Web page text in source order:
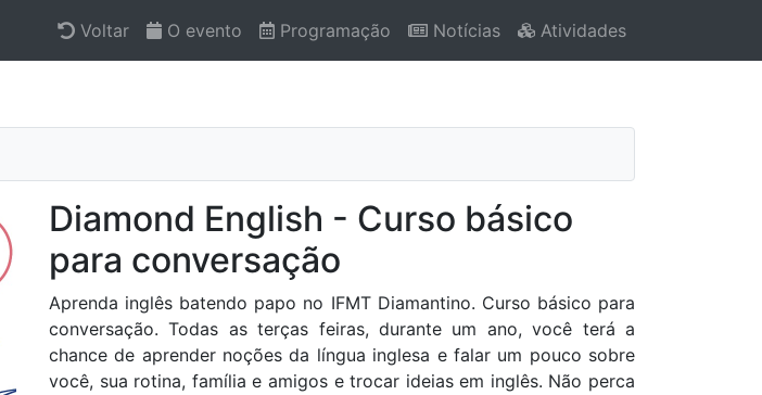
Voltar O evento Programação Notícias Atividades
Diamond English - Curso básico
para conversação
Aprenda inglês batendo papo no IFMT Diamantino. Curso básico para
conversação. Todas as terças feiras, durante um ano, você terá a
chance de aprender noções da língua inglesa e falar um pouco sobre
você, sua rotina, família e amigos e trocar ideias em inglês. Não perca